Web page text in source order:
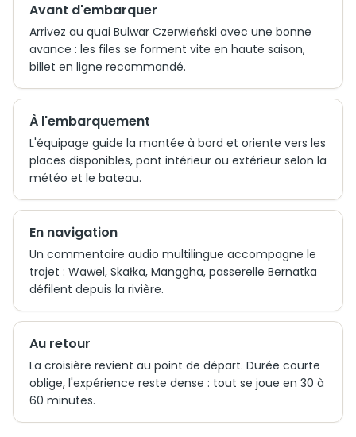
Avant d'embarquer
Arrivez au quai Bulwar Czerwieński avec une bonne
avance : les files se forment vite en haute saison,
billet en ligne recommandé.
À l'embarquement
L'équipage guide la montée à bord et oriente vers les
places disponibles, pont intérieur ou extérieur selon la
météo et le bateau.
En navigation
Un commentaire audio multilingue accompagne le
trajet : Wawel, Skałka, Manggha, passerelle Bernatka
défilent depuis la rivière.
Au retour
La croisière revient au point de départ. Durée courte
oblige, l'expérience reste dense : tout se joue en 30 à
60 minutes.